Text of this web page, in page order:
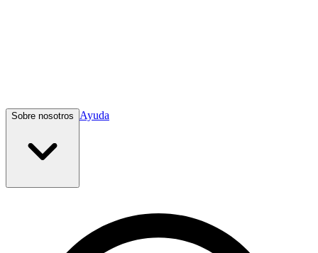
Sobre nosotros Ayuda